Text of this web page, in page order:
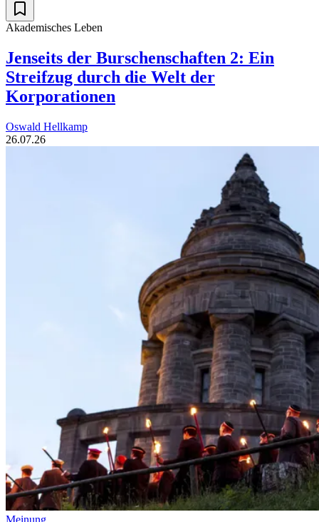
Akademisches Leben
Jenseits der Burschenschaften 2: Ein
Streifzug durch die Welt der
Korporationen
Oswald Hellkamp
26.07.26
Meinung